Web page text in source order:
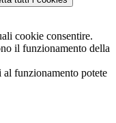
cookie consentire.
il funzionamento della
al funzionamento potete